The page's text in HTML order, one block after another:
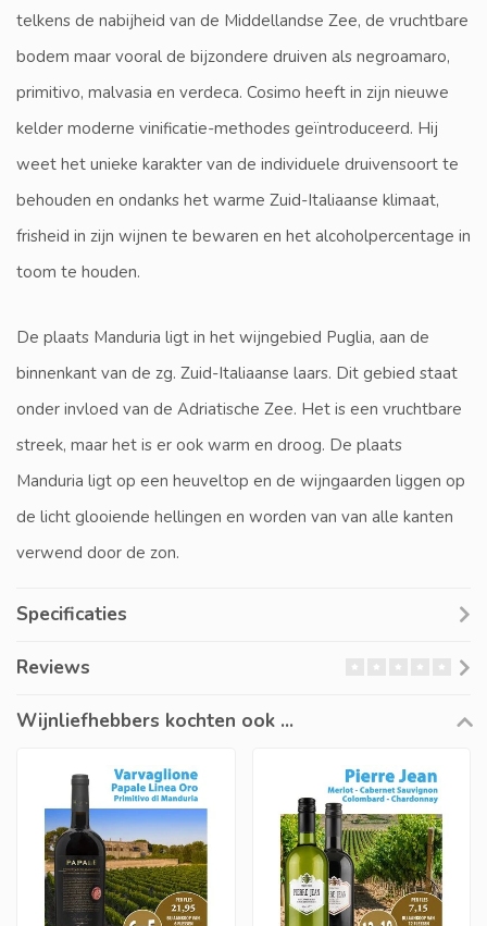
telkens de nabijheid van de Middellandse Zee, de vruchtbare
bodem maar vooral de bijzondere druiven als negroamaro,
primitivo, malvasia en verdeca. Cosimo heeft in zijn nieuwe
kelder moderne vinificatie-methodes geïntroduceerd. Hij
weet het unieke karakter van de individuele druivensoort te
behouden en ondanks het warme Zuid-Italiaanse klimaat,
frisheid in zijn wijnen te bewaren en het alcoholpercentage in
toom te houden.
De plaats Manduria ligt in het wijngebied Puglia, aan de
binnenkant van de zg. Zuid-Italiaanse laars. Dit gebied staat
onder invloed van de Adriatische Zee. Het is een vruchtbare
streek, maar het is er ook warm en droog. De plaats
Manduria ligt op een heuveltop en de wijngaarden liggen op
de licht glooiende hellingen en worden van van alle kanten
verwend door de zon.
Specificaties
Reviews
Wijnliefhebbers kochten ook ...